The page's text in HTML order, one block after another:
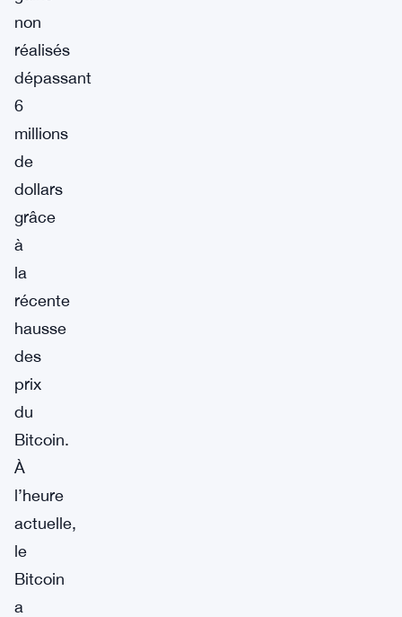
non
réalisés
dépassant
6
millions
de
dollars
grâce
à
la
récente
hausse
des
prix
du
Bitcoin.
À
l’heure
actuelle,
le
Bitcoin
a